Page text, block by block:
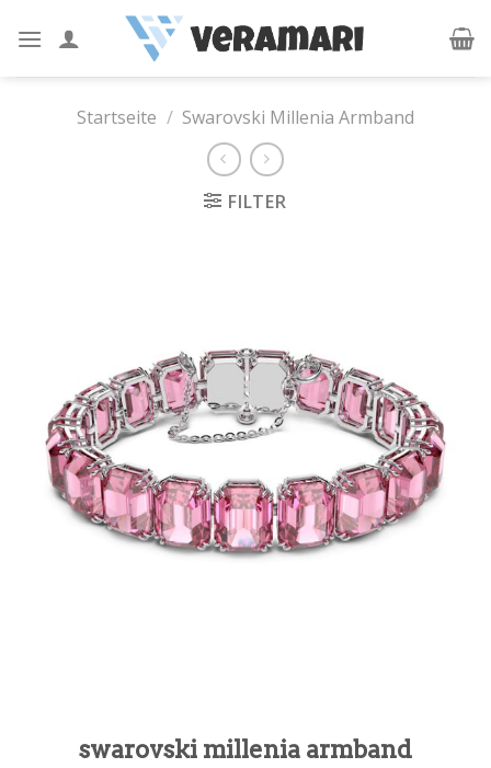
Startseite / Swarovski Millenia Armband
FILTER
swarovski millenia armband